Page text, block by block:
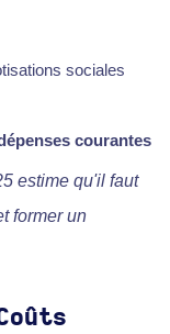
sociales
courantes
estime qu'il faut
former un